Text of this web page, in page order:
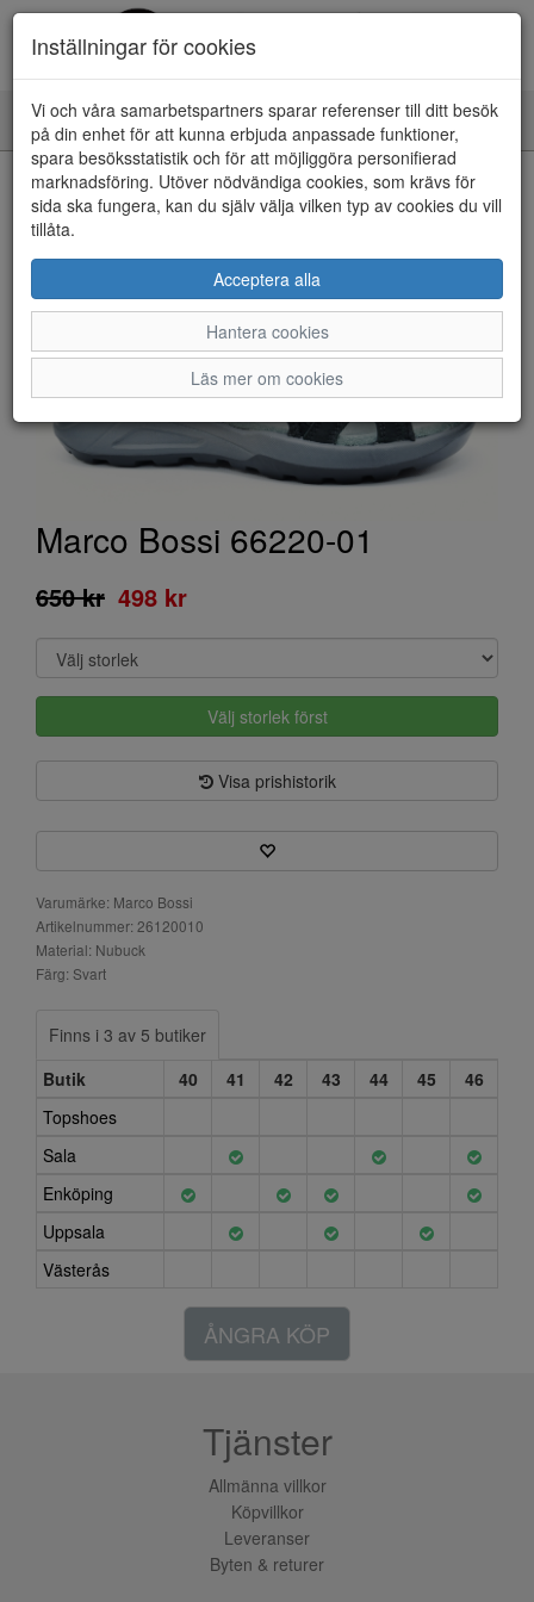
Toggle
navigation
HEM
Marco Bossi 66220-01
650 kr 498 kr
Välj storlek först
Visa prishistorik
Varumärke: Marco Bossi
Artikelnummer: 26120010
Material: Nubuck
Färg: Svart
Finns i 3 av 5 butiker
Butik
40 41 42 43 44 45
46
Topshoes
Sala
Enköping
Uppsala
Västerås
ÅNGRA KÖP
Inställningar för cookies
Vi och våra samarbetspartners sparar referenser till ditt besök
på din enhet för att kunna erbjuda anpassade funktioner,
spara besöksstatistik och för att möjliggöra personifierad
marknadsföring. Utöver nödvändiga cookies, som krävs för
sida ska fungera, kan du själv välja vilken typ av cookies du vill
tillåta.
Acceptera alla
Hantera cookies
Läs mer om cookies
Tjänster
Allmänna villkor
Köpvillkor
Leveranser
Byten & returer